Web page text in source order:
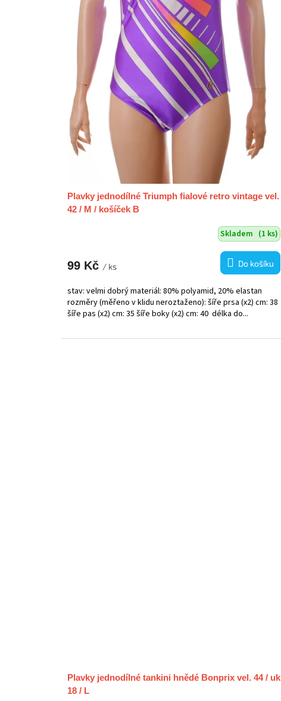
Plavky jednodílné Triumph fialové retro vintage vel.
42 / M / košíček B
Skladem (1 ks)
99 Kč / ks Do košíku
stav: velmi dobrý materiál: 80% polyamid, 20% elastan
rozměry (měřeno v klidu neroztaženo): šíře prsa (x2) cm: 38
šíře pas (x2) cm: 35 šíře boky (x2) cm: 40 délka do...
Plavky jednodílné tankini hnědé Bonprix vel. 44 / uk
18 / L